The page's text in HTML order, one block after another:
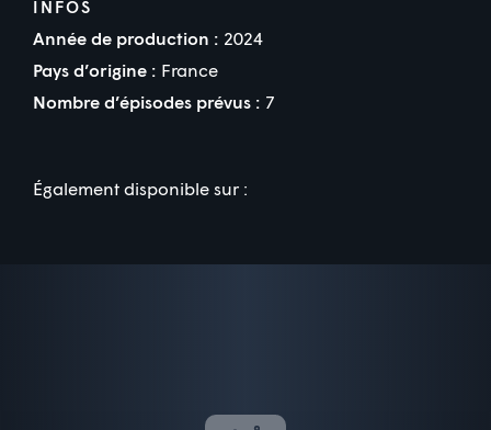
INFOS
Année de production : 2024
Pays d’origine : France
Nombre d’épisodes prévus : 7
Également disponible sur :